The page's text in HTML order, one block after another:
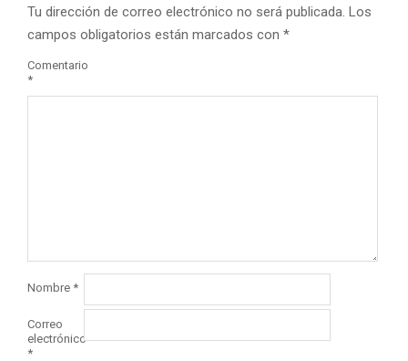
Tu dirección de correo electrónico no será publicada. Los
campos obligatorios están marcados con *
Comentario
*
Nombre *
Correo
electrónico
*